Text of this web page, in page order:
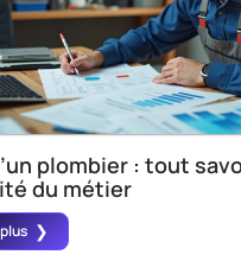
plombier : tout
du métier